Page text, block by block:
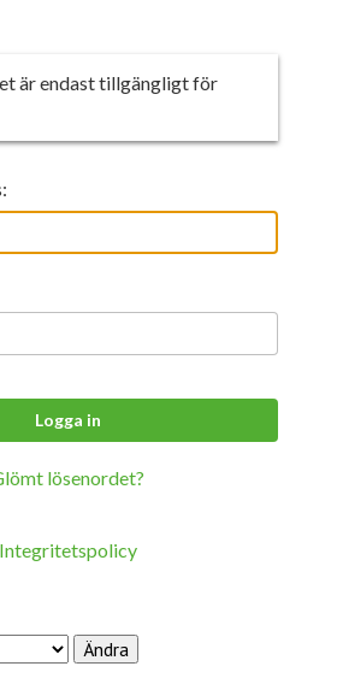
English
är endast tillgängligt för
lösenordet?
Integritetspolicy